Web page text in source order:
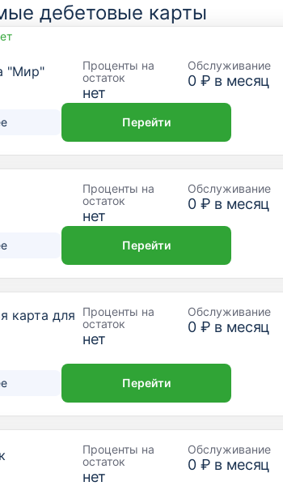
дебетовые карты
"Мир"
Проценты на
остаток
нет
Обслуживание
0 ₽ в месяц
Перейти
Проценты на
остаток
нет
Обслуживание
0 ₽ в месяц
Перейти
карта для
Проценты на
остаток
нет
Обслуживание
0 ₽ в месяц
Перейти
Проценты на
остаток
нет
Обслуживание
0 ₽ в месяц